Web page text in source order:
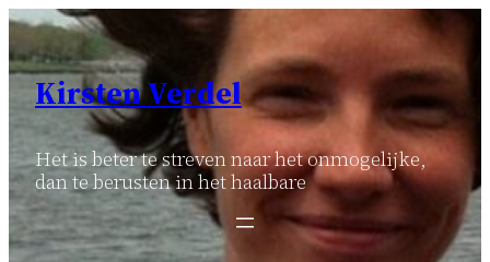
Ga
naar
inhoud
Kirsten Verdel
Het is beter te streven naar het onmogelijke,
dan te berusten in het haalbare